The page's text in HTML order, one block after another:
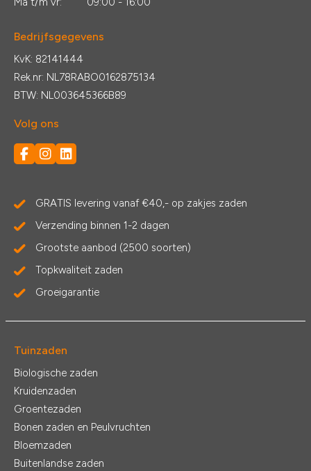
Bedrijfsgegevens
KvK: 82141444
Rek.nr: NL78RABO0162875134
BTW: NL003645366B89
Volg ons
GRATIS levering vanaf €40,- op zakjes zaden
Verzending binnen 1-2 dagen
Grootste aanbod (2500 soorten)
Topkwaliteit zaden
Groeigarantie
Tuinzaden
Biologische zaden
Kruidenzaden
Groentezaden
Bonen zaden en Peulvruchten
Bloemzaden
Buitenlandse zaden